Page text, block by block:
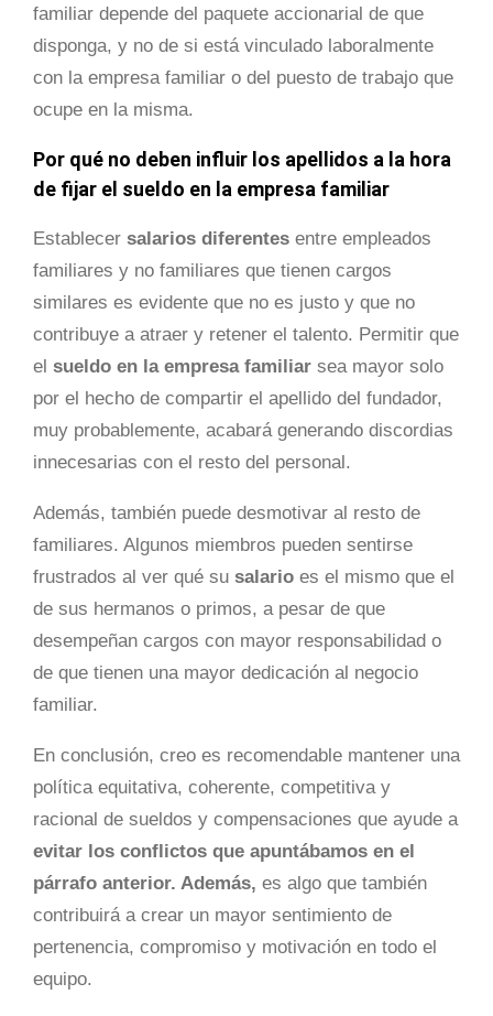
familiar depende del paquete accionarial de que
disponga, y no de si está vinculado laboralmente
con la empresa familiar o del puesto de trabajo que
ocupe en la misma.
Por qué no deben influir los apellidos a la hora
de fijar el sueldo en la empresa familiar
Establecer salarios diferentes entre empleados
familiares y no familiares que tienen cargos
similares es evidente que no es justo y que no
contribuye a atraer y retener el talento. Permitir que
el sueldo en la empresa familiar sea mayor solo
por el hecho de compartir el apellido del fundador,
muy probablemente, acabará generando discordias
innecesarias con el resto del personal.
Además, también puede desmotivar al resto de
familiares. Algunos miembros pueden sentirse
frustrados al ver qué su salario es el mismo que el
de sus hermanos o primos, a pesar de que
desempeñan cargos con mayor responsabilidad o
de que tienen una mayor dedicación al negocio
familiar.
En conclusión, creo es recomendable mantener una
política equitativa, coherente, competitiva y
racional de sueldos y compensaciones que ayude a
evitar los conflictos que apuntábamos en el
párrafo anterior. Además, es algo que también
contribuirá a crear un mayor sentimiento de
pertenencia, compromiso y motivación en todo el
equipo.